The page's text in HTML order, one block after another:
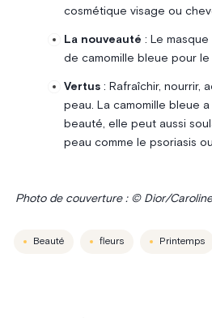
cosmétique visage ou
La nouveauté : Le
de camomille bleue pour le
Vertus: Rafraîchir, nourrir,
peau. La camomille bleue
beauté, elle peut aussi
peau comme le psoriasis ou
Photo de couverture : © Dior/
Beauté fleurs Printemps